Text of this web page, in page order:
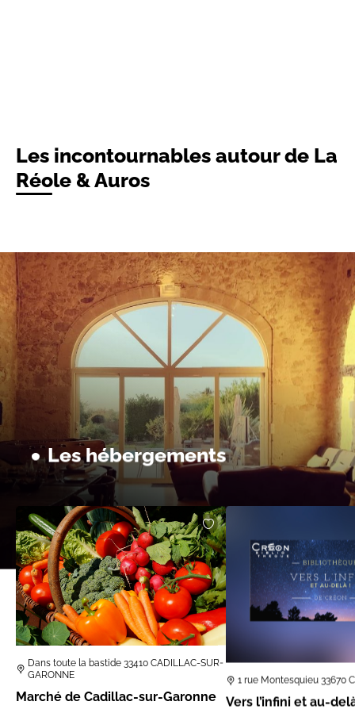
Les incontournables autour de La
Réole & Auros
Les hébergements
Dans toute la bastide 33410 CADILLAC-SUR-
GARONNE
Marché de Cadillac-sur-Garonne
1 rue Montesquieu 33670
Vers l’infini et au-